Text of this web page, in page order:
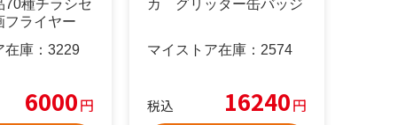
70種チラシセ
ライヤー
庫： 3229
6000円
カ グリッター缶バッジ
マイストア在庫： 2574
税込 16240円